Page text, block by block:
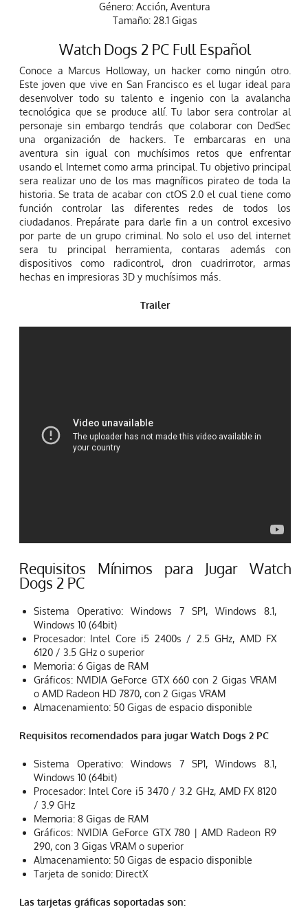
Género: Acción, Aventura
Tamaño: 28.1 Gigas
Watch Dogs 2 PC Full Español
Conoce a Marcus Holloway, un hacker como ningún otro.
Este joven que vive en San Francisco es el lugar ideal para
desenvolver todo su talento e ingenio con la avalancha
tecnológica que se produce allí. Tu labor sera controlar al
personaje sin embargo tendrás que colaborar con DedSec
una organización de hackers. Te embarcaras en una
aventura sin igual con muchísimos retos que enfrentar
usando el Internet como arma principal. Tu objetivo principal
sera realizar uno de los mas magníficos pirateo de toda la
historia. Se trata de acabar con ctOS 2.0 el cual tiene como
función controlar las diferentes redes de todos los
ciudadanos. Prepárate para darle fin a un control excesivo
por parte de un grupo criminal. No solo el uso del internet
sera tu principal herramienta, contaras además con
dispositivos como radicontrol, dron cuadrirrotor, armas
hechas en impresioras 3D y muchísimos más.
Trailer
Requisitos Mínimos para Jugar Watch
Dogs 2 PC
Sistema Operativo: Windows 7 SP1, Windows 8.1,
Windows 10 (64bit)
Procesador: Intel Core i5 2400s / 2.5 GHz, AMD FX
6120 / 3.5 GHz o superior
Memoria: 6 Gigas de RAM
Gráficos: NVIDIA GeForce GTX 660 con 2 Gigas VRAM
o AMD Radeon HD 7870, con 2 Gigas VRAM
Almacenamiento: 50 Gigas de espacio disponible
Requisitos recomendados para jugar Watch Dogs 2 PC
Sistema Operativo: Windows 7 SP1, Windows 8.1,
Windows 10 (64bit)
Procesador: Intel Core i5 3470 / 3.2 GHz, AMD FX 8120
/ 3.9 GHz
Memoria: 8 Gigas de RAM
Gráficos: NVIDIA GeForce GTX 780 | AMD Radeon R9
290, con 3 Gigas VRAM o superior
Almacenamiento: 50 Gigas de espacio disponible
Tarjeta de sonido: DirectX
Las tarjetas gráficas soportadas son: